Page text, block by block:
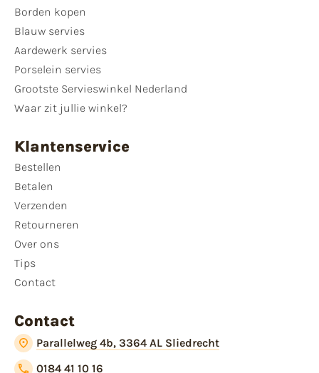
Borden kopen
Blauw servies
Aardewerk servies
Porselein servies
Grootste Servieswinkel Nederland
Waar zit jullie winkel?
Klantenservice
Bestellen
Betalen
Verzenden
Retourneren
Over ons
Tips
Contact
Contact
Parallelweg 4b, 3364 AL Sliedrecht
0184 41 10 16